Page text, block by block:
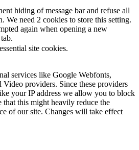
hiding of message bar and refuse all
We need 2 cookies to store this setting.
again when opening a new
site cookies.
services like Google Webfonts,
providers. Since these providers
your IP address we allow you to block
that this might heavily reduce the
of our site. Changes will take effect